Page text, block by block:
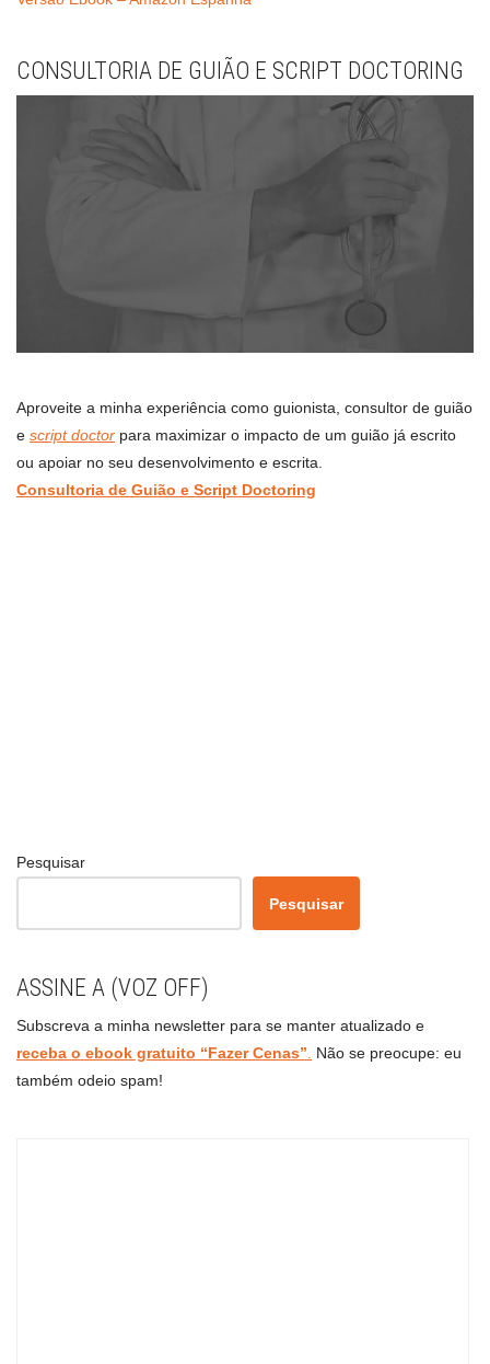
CONSULTORIA DE GUIÃO E SCRIPT DOCTORING
Aproveite a minha experiência como guionista, consultor de guião
e script doctor para maximizar o impacto de um guião já escrito
ou apoiar no seu desenvolvimento e escrita.
Consultoria de Guião e Script Doctoring
Pesquisar
Pesquisar
ASSINE A (VOZ OFF)
Subscreva a minha newsletter para se manter atualizado e
receba o ebook gratuito “Fazer Cenas”. Não se preocupe: eu
também odeio spam!